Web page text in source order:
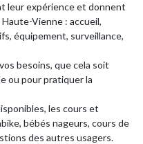
leur expérience et donnent
Vienne : accueil,
équipement, surveillance,
besoins, que cela soit
ou pour pratiquer la
les cours et
bébés nageurs, cours de
des autres usagers.